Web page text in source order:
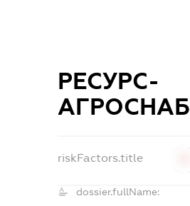
РЕСУРС-
АГРОСНАБ
riskFactors.title
dossier.fullName: